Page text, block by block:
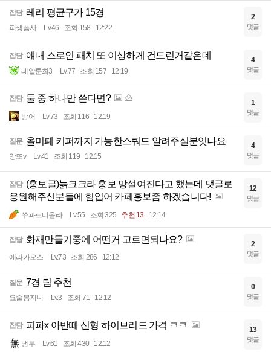
잡담 레리 평균구가 15경
피생폼사 Lv.46 조회 158 12:22
2
댓글
잡담 얘내 스로인 패치 또 이상하게 건드린거같은데
레알룬희3 Lv.77 조회 157 12:19
4
댓글
잡담 둘 중 하나만 쓴다면?
방어 Lv.73 조회 116 12:19
1
댓글
질문 올미페 키퍼까지 가능한스쿼드 알려주실분잇나요
앙또v Lv.41 조회 119 12:15
4
댓글
잡담 (홍보글)늙크크라 홍보 망설여진다고 했는데 댓글로
응원해주신분들에 힘입어 카페홍보좀 하겠습니다!
쑤과르디올라 Lv.55 조회 325 추천 13 12:14
12
댓글
잡담 화재만들기중에 어떤거 고르면되나요?
에라카오스 Lv.73 조회 286 12:12
2
댓글
질문 7경 팀 추천
요술봉지니 Lv.3 조회 71 12:12
0
댓글
잡담 피파x 아반떼 신형 하이브리드 가격 ㅋㅋ
냉무 Lv.61 조회 430 12:12
13
댓글